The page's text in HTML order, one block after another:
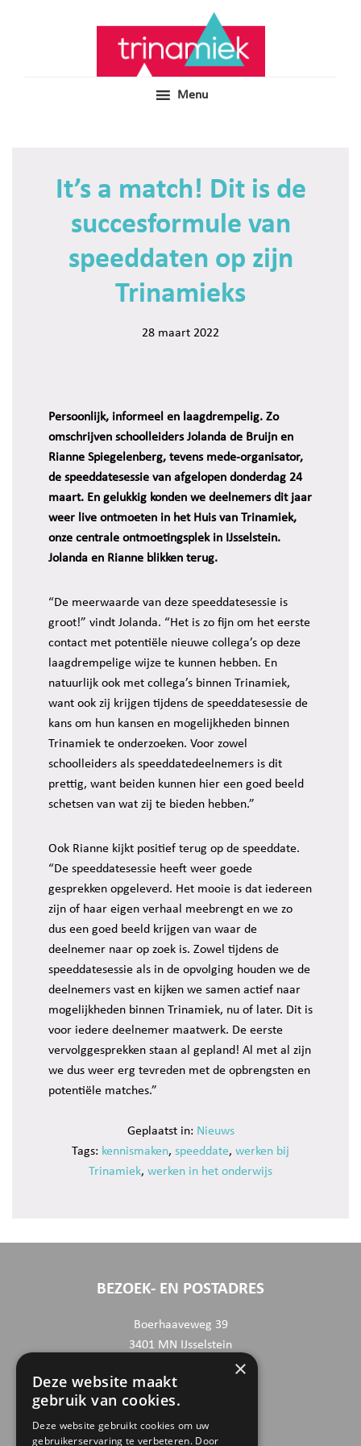
Menu
It’s a match! Dit is de
succesformule van
speeddaten op zijn
Trinamieks
28 maart 2022
Persoonlijk, informeel en laagdrempelig. Zo
omschrijven schoolleiders Jolanda de Bruijn en
Rianne Spiegelenberg, tevens mede-organisator,
de speeddatesessie van afgelopen donderdag 24
maart. En gelukkig konden we deelnemers dit jaar
weer live ontmoeten in het Huis van Trinamiek,
onze centrale ontmoetingsplek in IJsselstein.
Jolanda en Rianne blikken terug.
“De meerwaarde van deze speeddatesessie is
groot!” vindt Jolanda. “Het is zo fijn om het eerste
contact met potentiële nieuwe collega’s op deze
laagdrempelige wijze te kunnen hebben. En
natuurlijk ook met collega’s binnen Trinamiek,
want ook zij krijgen tijdens de speeddatesessie de
kans om hun kansen en mogelijkheden binnen
Trinamiek te onderzoeken. Voor zowel
schoolleiders als speeddatedeelnemers is dit
prettig, want beiden kunnen hier een goed beeld
schetsen van wat zij te bieden hebben.”
Ook Rianne kijkt positief terug op de speeddate.
“De speeddatesessie heeft weer goede
gesprekken opgeleverd. Het mooie is dat iedereen
zijn of haar eigen verhaal meebrengt en we zo
dus een goed beeld krijgen van waar de
deelnemer naar op zoek is. Zowel tijdens de
speeddatesessie als in de opvolging houden we de
deelnemers vast en kijken we samen actief naar
mogelijkheden binnen Trinamiek, nu of later. Dit is
voor iedere deelnemer maatwerk. De eerste
vervolggesprekken staan al gepland! Al met al zijn
we dus weer erg tevreden met de opbrengsten en
potentiële matches.”
Geplaatst in: Nieuws
Tags: kennismaken, speeddate, werken bij
Trinamiek, werken in het onderwijs
BEZOEK- EN POSTADRES
Boerhaaveweg 39
3401 MN IJsselstein
CONTACTGEGEVENS
030 6868444
×
Deze website maakt
gebruik van cookies.
Deze website gebruikt cookies om uw
gebruikerservaring te verbeteren. Door